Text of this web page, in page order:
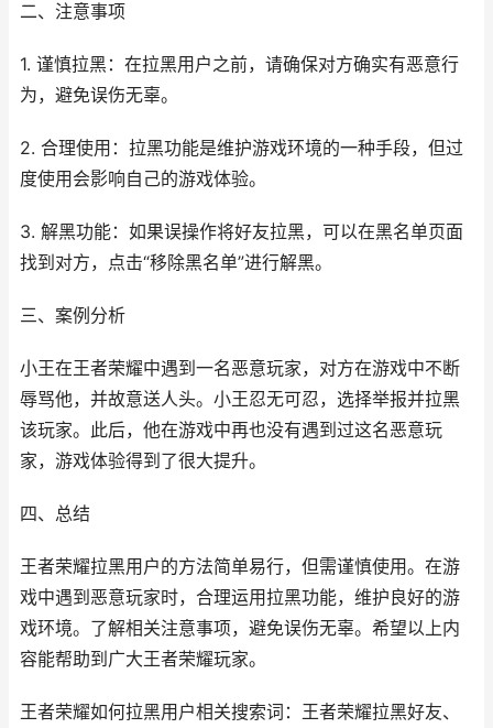
二、注意事项
1. 谨慎拉黑：在拉黑用户之前，请确保对方确实有恶意行
为，避免误伤无辜。
2. 合理使用：拉黑功能是维护游戏环境的一种手段，但过
度使用会影响自己的游戏体验。
3. 解黑功能：如果误操作将好友拉黑，可以在黑名单页面
找到对方，点击“移除黑名单”进行解黑。
三、案例分析
小王在王者荣耀中遇到一名恶意玩家，对方在游戏中不断
辱骂他，并故意送人头。小王忍无可忍，选择举报并拉黑
该玩家。此后，他在游戏中再也没有遇到过这名恶意玩
家，游戏体验得到了很大提升。
四、总结
王者荣耀拉黑用户的方法简单易行，但需谨慎使用。在游
戏中遇到恶意玩家时，合理运用拉黑功能，维护良好的游
戏环境。了解相关注意事项，避免误伤无辜。希望以上内
容能帮助到广大王者荣耀玩家。
王者荣耀如何拉黑用户相关搜索词：王者荣耀拉黑好友、